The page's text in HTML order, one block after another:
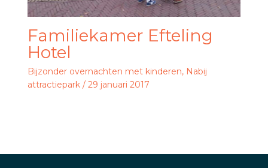
Familiekamer Efteling
Hotel
Bijzonder overnachten met kinderen, Nabij
attractiepark/ 29 januari 2017